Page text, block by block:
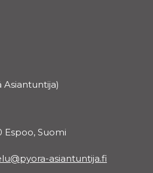
Asiantuntija)
Espoo, Suomi
asiantuntija.fi